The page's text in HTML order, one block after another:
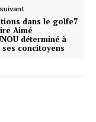
dans le golfe7
Aimé
déterminé à
ses concitoyens